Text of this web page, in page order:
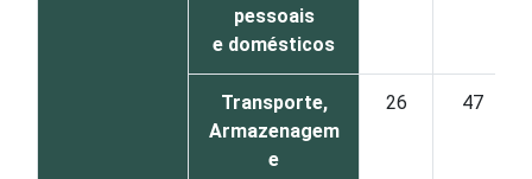
pessoais
e domésticos
Transporte,
Armazenagem
e
26 47